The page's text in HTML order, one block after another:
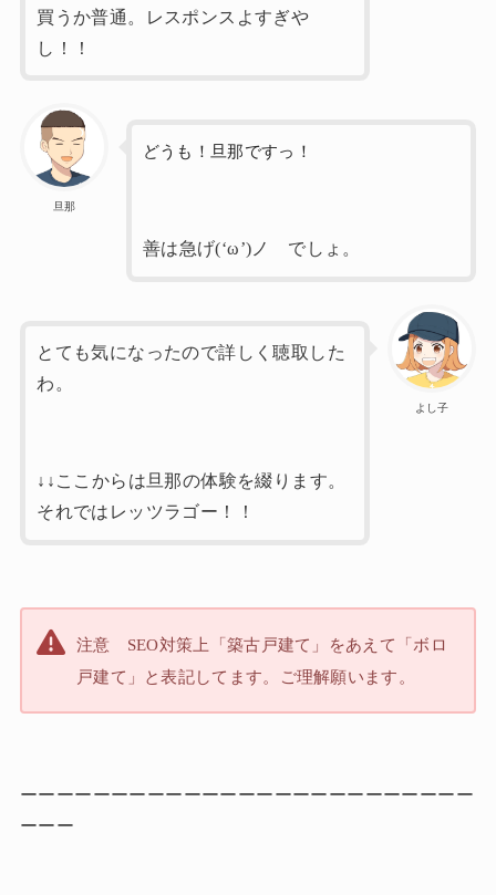
買うか普通。レスポンスよすぎや
し！！
旦那
どうも！旦那ですっ！
善は急げ(‘ω’)ノ でしょ。
よし子
とても気になったので詳しく聴取した
わ。
↓↓ここからは旦那の体験を綴ります。
それではレッツラゴー！！
注意 SEO対策上「築古戸建て」をあえて「ボロ
戸建て」と表記してます。ご理解願います。
ーーーーーーーーーーーーーーーーーーーーーーーーー
ーーー